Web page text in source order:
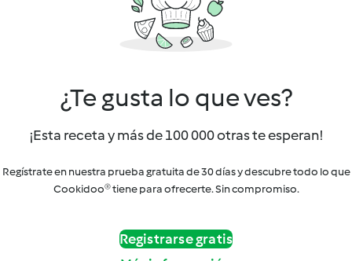
¿Te gusta lo que ves?
¡Esta receta y más de 100 000 otras te esperan!
Regístrate en nuestra prueba gratuita de 30 días y descubre todo lo que
Cookidoo® tiene para ofrecerte. Sin compromiso.
Registrarse gratis